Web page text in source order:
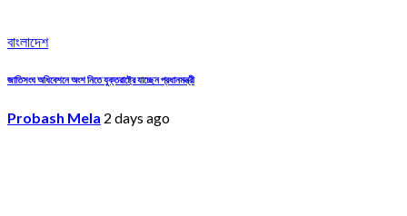
বাংলাদেশ
জাতিসংঘ অধিবেশনে অংশ নিতে যুক্তরাষ্ট্রে যাচ্ছেন প্রধানমন্ত্রী
Probash Mela 2 days ago